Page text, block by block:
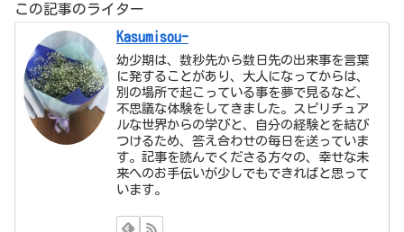
この記事のライター
Kasumisou-
幼少期は、数秒先から数日先の出来事を言葉
に発することがあり、大人になってからは、
別の場所で起こっている事を夢で見るなど、
不思議な体験をしてきました。スピリチュア
ルな世界からの学びと、自分の経験とを結び
つけるため、答え合わせの毎日を送っていま
す。記事を読んでくださる方々の、幸せな未
来へのお手伝いが少しでもできればと思って
います。